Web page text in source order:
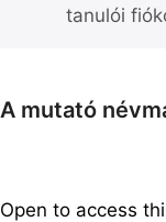
tanulói
A mutató
Open to access